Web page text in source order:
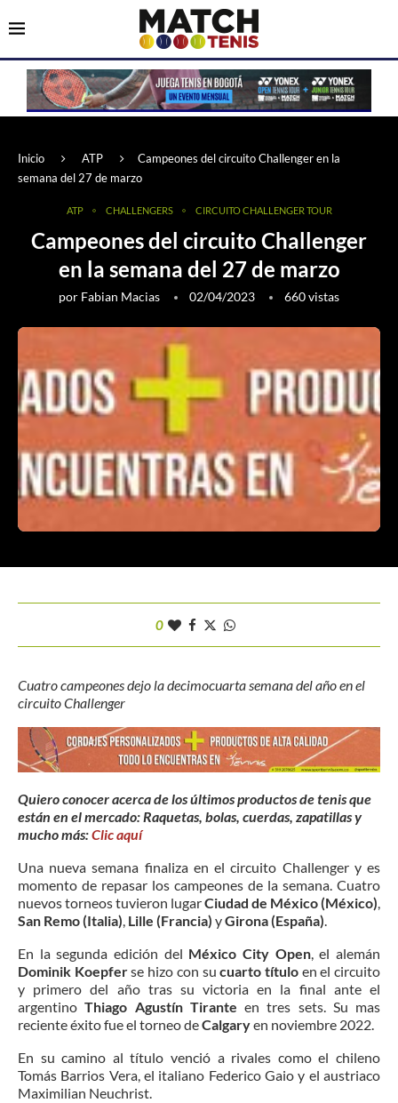
Inicio ATP
Campeones del circuito Challenger en la
semana del 27 de marzo
ATP CHALLENGERS CIRCUITO CHALLENGER TOUR
Campeones del circuito Challenger
en la semana del 27 de marzo
por Fabian Macias 02/04/2023 660vistas
0
Cuatro campeones dejo la decimocuarta semana del año en el
circuito Challenger
Quiero conocer acerca de los últimos productos de tenis que
están en el mercado: Raquetas, bolas, cuerdas, zapatillas y
mucho más:Clic aquí
Una nueva semana finaliza en el circuito Challenger y es
momento de repasar los campeones de la semana. Cuatro
nuevos torneos tuvieron lugarCiudad de México (México)
San Remo (Italia) Lille (Francia) yGirona (España)
En la segunda edición del México City Open, el alemán
Dominik Koepferse hizo con sucuarto títuloen el circuito
y primero del año tras su victoria en la final ante el
argentino Thiago Agustín Tirante en tres sets. Su mas
reciente éxito fue el torneo deCalgaryen noviembre 2022.
En su camino al título venció a rivales como el chileno
Tomás Barrios Vera, el italiano Federico Gaio y el austriaco
Maximilian Neuchrist.